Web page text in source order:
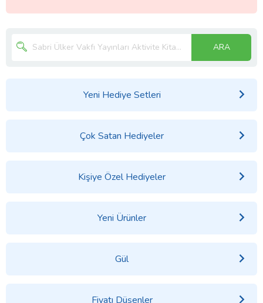
ARA
Yeni Hediye Setleri
Çok Satan Hediyeler
Kişiye Özel Hediyeler
Yeni Ürünler
Gül
Fiyatı Düşenler